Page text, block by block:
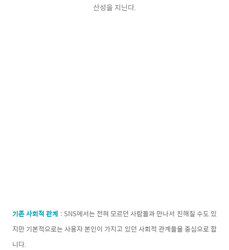
산성을 지닌다.
기존 사회적 관계 : SNS에서는 전혀 모르던 사람들과 만나서 친해질 수도 있
지만 기본적으로는 사용자 본인이 가지고 있던 사회적 관계들을 중심으로 합
니다.